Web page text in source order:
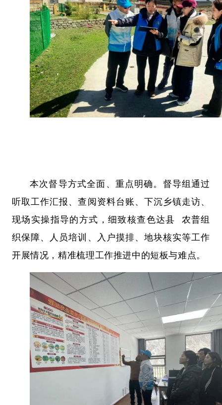
本次督导方式全面、重点明确。督导组通过
听取工作汇报、查阅资料台账、下沉乡镇走访、
现场实操指导的方式，细致核查色达县
农普组
织保障、人员培训、入户摸排、地块核实等工作
开展情况，精准梳理工作推进中的短板与难点。